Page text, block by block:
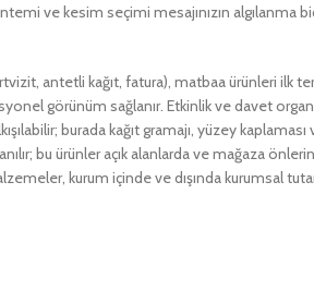
ve kesim seçimi mesajınızın algılanma
antetli kağıt, fatura), matbaa ürünleri ilk
görünüm sağlanır. Etkinlik ve davet
burada kağıt gramajı, yüzey
bu ürünler açık alanlarda ve mağaza
kurum içinde ve dışında kurumsal